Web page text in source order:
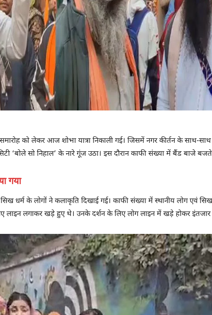
को लेकर आज शोभा यात्रा निकाली गई। जिसमें नगर कीर्तन के साथ-
‘बोले सो निहाल’ के नारे गूंज उठा। इस दौरान काफी संख्या में बैंड बाजे
गया
सिख धर्म के लोगों ने कलाकृति दिखाई गई। काफी संख्या में स्थानीय लोग
लाइन लगाकर खड़े हुए थे। उनके दर्शन के लिए लोग लाइन में खड़े होकर